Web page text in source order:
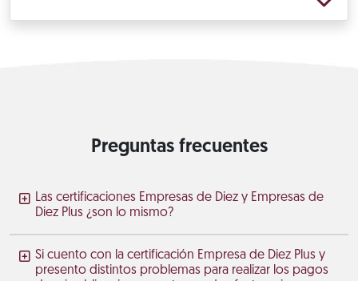
Preguntas frecuentes
Las certificaciones Empresas de Diez y Empresas de
Diez Plus ¿son lo mismo?
Si cuento con la certificación Empresa de Diez Plus y
presento distintos problemas para realizar los pagos